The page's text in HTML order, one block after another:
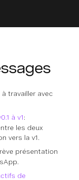
travailler avec
à v1:
les deux
vers la v1.
présentation
de